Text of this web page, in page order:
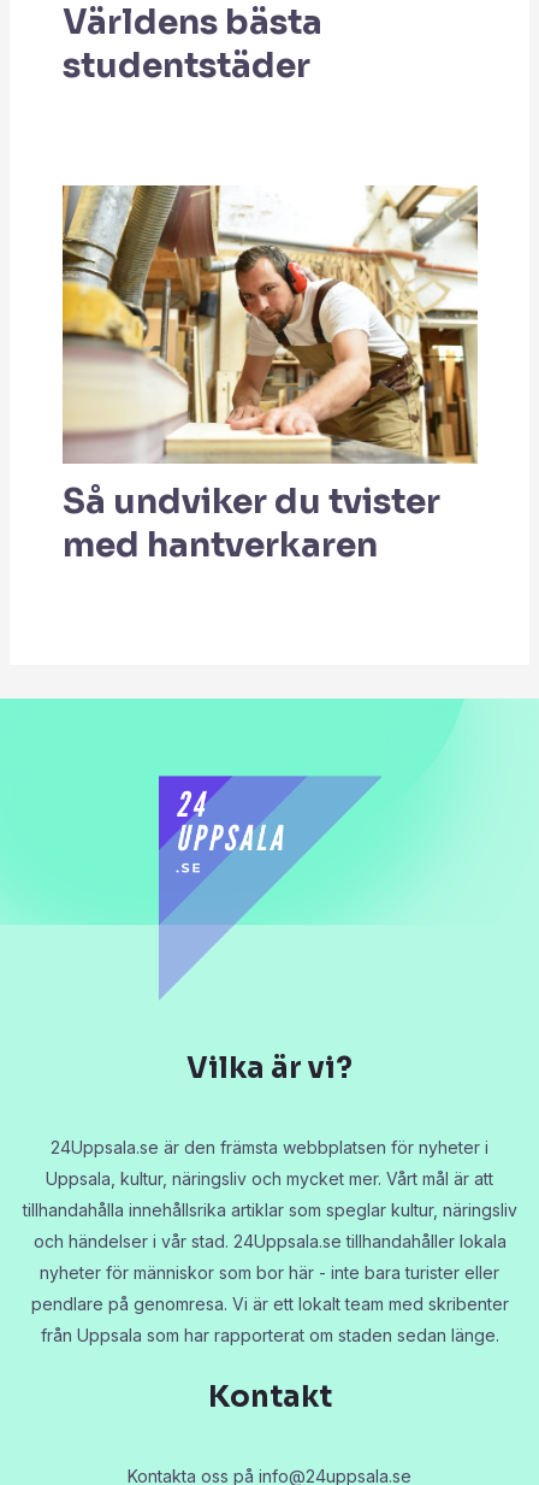
Världens bästa
studentstäder
Så undviker du tvister
med hantverkaren
Vilka är vi?
24Uppsala.se är den främsta webbplatsen för nyheter i
Uppsala, kultur, näringsliv och mycket mer. Vårt mål är att
tillhandahålla innehållsrika artiklar som speglar kultur, näringsliv
och händelser i vår stad. 24Uppsala.se tillhandahåller lokala
nyheter för människor som bor här - inte bara turister eller
pendlare på genomresa. Vi är ett lokalt team med skribenter
från Uppsala som har rapporterat om staden sedan länge.
Kontakt
Kontakta oss på info@24uppsala.se